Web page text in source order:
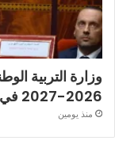
وزارة التربية
2026-2027 في موعده الرسمي
منذ يومين